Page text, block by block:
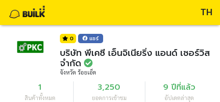
TH
0 แชร์
บริษัท พีเคซี เอ็นจิเนียริ่ง แอนด์ เซอร์วิส
จำกัด
จังหวัด ร้อยเอ็ด
1
สินค้าทั้งหมด
3,250
ยอดการเข้าชม
9 ปีที่แล้ว
อัปเดตล่าสุด